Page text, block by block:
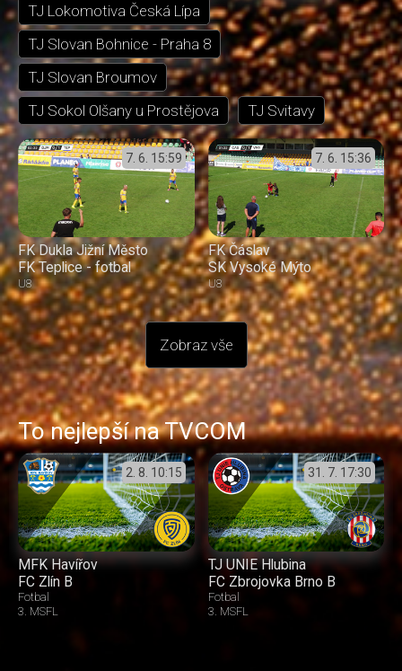
TJ Lokomotiva Česká Lípa
TJ Slovan Bohnice - Praha 8
TJ Slovan Broumov
TJ Sokol Olšany u Prostějova
TJ Svitavy
7. 6. 15:59
FK Dukla Jižní Město
FK Teplice - fotbal
U8
7. 6. 15:36
FK Čáslav
SK Vysoké Mýto
U8
Zobraz vše
To nejlepší na TVCOM
2. 8. 10:15
MFK Havířov
FC Zlín B
Fotbal
3. MSFL
31. 7. 17:30
TJ UNIE Hlubina
FC Zbrojovka Brno B
Fotbal
3. MSFL